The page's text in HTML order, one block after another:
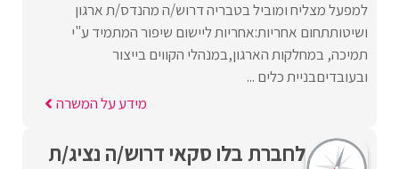
למפעל מצליח ומוביל בטבריה דרוש/ה מהנדס/ת ארגון
ושיטותתחום אחריות:אחריות ליישום שיפור המתמיד ע"י
תמיכה, במחלקות הארגון,במנהלי הקווים בייצור
ובעובדיםבניית כלים ...
מידע על המשרה
לחברת בלו סקאי דרוש/ה נציג/ת